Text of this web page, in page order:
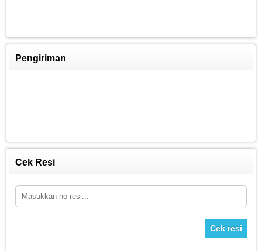
Pengiriman
Cek Resi
Cek resi